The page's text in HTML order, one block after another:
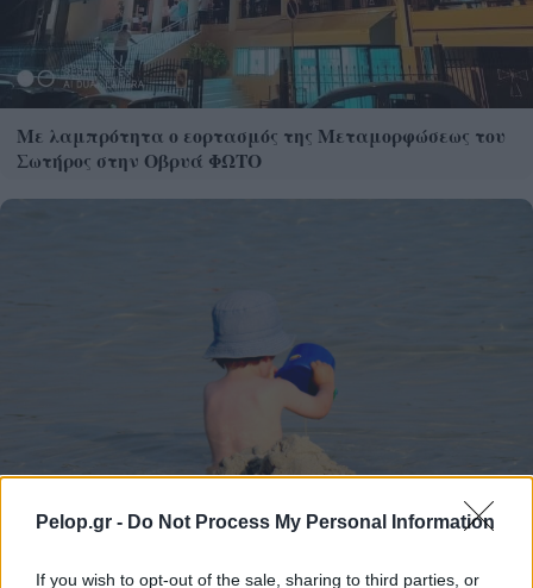
Pelop.gr - Do Not Process My Personal Information
If you wish to opt-out of the sale, sharing to third parties, or
Με λαμπρότητα ο εορτασμός της Μεταμορφώσεως του
Σωτήρος στην Οβρυά ΦΩΤΟ